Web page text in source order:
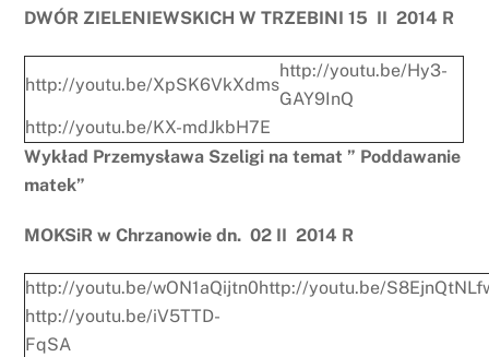
DWÓR ZIELENIEWSKICH W TRZEBINI 15 II 2014 R
http://youtu.be/XpSK6VkXdms
http://youtu.be/Hy3-
GAY9InQ
http://youtu.be/KX-mdJkbH7E
Wykład Przemysława Szeligi na temat ” Poddawanie
matek”
MOKSiR w Chrzanowie dn. 02 II 2014 R
http://youtu.be/wON1aQijtn0http://youtu.be/
http://youtu.be/iV5TTD-
FqSA